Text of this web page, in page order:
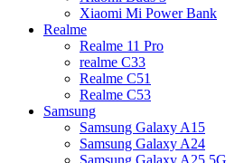
Xiaomi Mi Power Bank
Realme
Realme 11 Pro
realme C33
Realme C51
Realme C53
Samsung
Samsung Galaxy A15
Samsung Galaxy A24
Samsung Galaxy A25 5G